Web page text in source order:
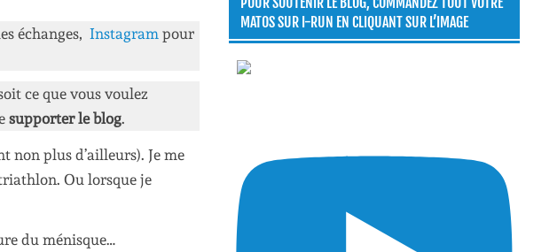
échanges, Instagram pour
ce que vous voulez
supporter le blog.
non plus d’ailleurs). Je me
Ou lorsque je
du ménisque…
MATOS SUR I-RUN EN CLIQUANT SUR L’IMAGE